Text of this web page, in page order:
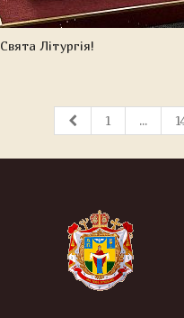
Свята Літургія!
1 ...